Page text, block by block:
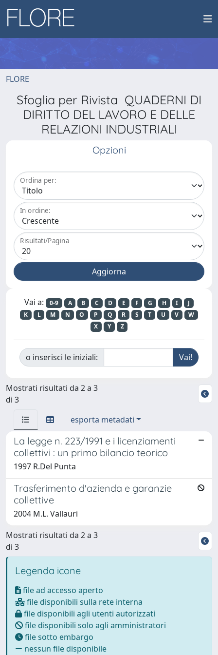
FLORE
Sfoglia per Rivista QUADERNI DI
DIRITTO DEL LAVORO E DELLE
RELAZIONI INDUSTRIALI
Opzioni
Ordina per:
In ordine:
Risultati/Pagina
Vai a: 0-9 A B C D E F G H I
J
K
L M N O P Q R S T U V
W
X
Y Z
o inserisci le iniziali:
Mostrati risultati da 2 a 3
di 3
esporta metadati
La legge n. 223/1991 e i licenziamenti
collettivi : un primo bilancio teorico
1997 R.Del Punta
Trasferimento d'azienda e garanzie
collettive
2004 M.L. Vallauri
Mostrati risultati da 2 a 3
di 3
Legenda icone
file ad accesso aperto
file disponibili sulla rete interna
file disponibili agli utenti autorizzati
file disponibili solo agli amministratori
file sotto embargo
nessun file disponibile